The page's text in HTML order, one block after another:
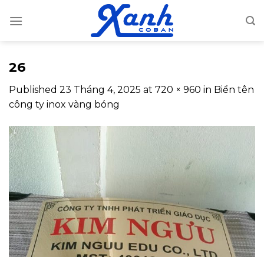
26
Published 23 Tháng 4, 2025 at 720 × 960 in Biển tên
công ty inox vàng bóng